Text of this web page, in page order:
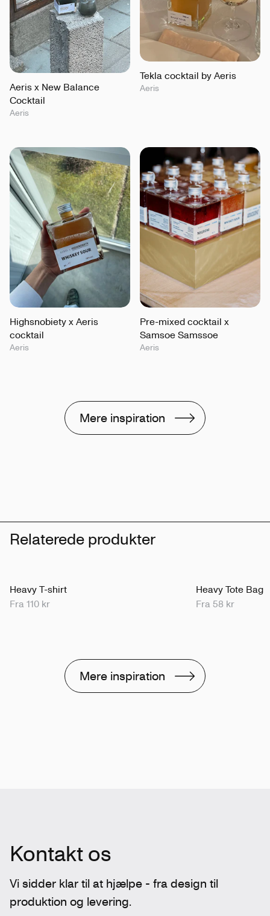
Aeris x New Balance
Cocktail
Aeris
Tekla cocktail by Aeris
Aeris
Highsnobiety x Aeris
cocktail
Aeris
Pre-mixed cocktail x
Samsoe Samssoe
Aeris
Mere inspiration
Relaterede produkter
Heavy T-shirt
Fra 110 kr
Heavy Tote Bag
Fra 58 kr
Mere inspiration
Kontakt os
Vi sidder klar til at hjælpe - fra design til
produktion og levering.